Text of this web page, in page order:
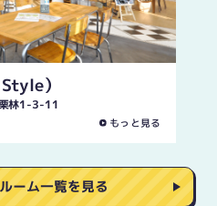
）
林1-3-11
もっと見る
ーム一覧を見る